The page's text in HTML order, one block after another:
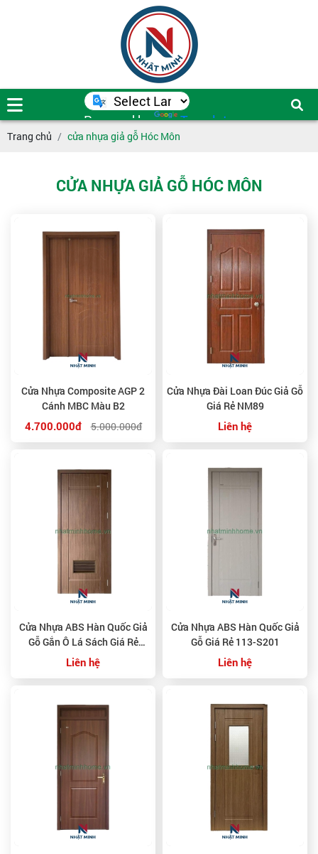
Powered by Translate
Trang chủ cửa nhựa giả gỗ Hóc Môn
CỬA NHỰA GIẢ GỖ HÓC MÔN
Cửa Nhựa Composite AGP 2
Cánh MBC Màu B2
4.700.000đ 5.000.000đ
Cửa Nhựa Đài Loan Đúc Giả Gỗ
Giá Rẻ NM89
Liên hệ
Cửa Nhựa ABS Hàn Quốc Giả
Gỗ Gắn Ô Lá Sách Giá Rẻ
S113-MT104
Liên hệ
Cửa Nhựa ABS Hàn Quốc Giả
Gỗ Giá Rẻ 113-S201
Liên hệ